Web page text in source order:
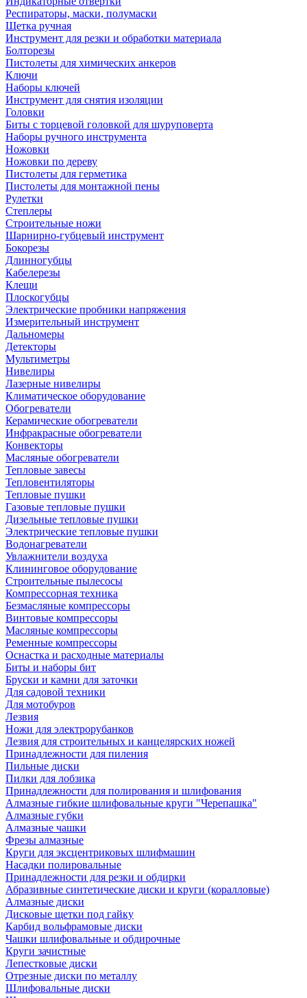
Респираторы, маски, полумаски
Щетка ручная
Инструмент для резки и обработки материала
Болторезы
Пистолеты для химических анкеров
Ключи
Наборы ключей
Инструмент для снятия изоляции
Головки
Биты с торцевой головкой для шуруповерта
Наборы ручного инструмента
Ножовки
Ножовки по дереву
Пистолеты для герметика
Пистолеты для монтажной пены
Рулетки
Степлеры
Строительные ножи
Шарнирно-губцевый инструмент
Бокорезы
Длинногубцы
Кабелерезы
Клещи
Плоскогубцы
Электрические пробники напряжения
Измерительный инструмент
Дальномеры
Детекторы
Мультиметры
Нивелиры
Лазерные нивелиры
Климатическое оборудование
Обогреватели
Керамические обогреватели
Инфракрасные обогреватели
Конвекторы
Масляные обогреватели
Тепловые завесы
Тепловентиляторы
Тепловые пушки
Газовые тепловые пушки
Дизельные тепловые пушки
Электрические тепловые пушки
Водонагреватели
Увлажнители воздуха
Клининговое оборудование
Строительные пылесосы
Компрессорная техника
Безмасляные компрессоры
Винтовые компрессоры
Масляные компрессоры
Ременные компрессоры
Оснастка и расходные материалы
Биты и наборы бит
Бруски и камни для заточки
Для садовой техники
Для мотобуров
Лезвия
Ножи для электрорубанков
Лезвия для строительных и канцелярских ножей
Принадлежности для пиления
Пильные диски
Пилки для лобзика
Принадлежности для полирования и шлифования
Алмазные гибкие шлифовальные круги "Черепашка"
Алмазные губки
Алмазные чашки
Фрезы алмазные
Круги для эксцентриковых шлифмашин
Насадки полировальные
Принадлежности для резки и обдирки
Абразивные синтетические диски и круги (коралловые)
Алмазные диски
Дисковые щетки под гайку
Карбид вольфрамовые диски
Чашки шлифовальные и обдирочные
Круги зачистные
Лепестковые диски
Отрезные диски по металлу
Шлифовальные диски